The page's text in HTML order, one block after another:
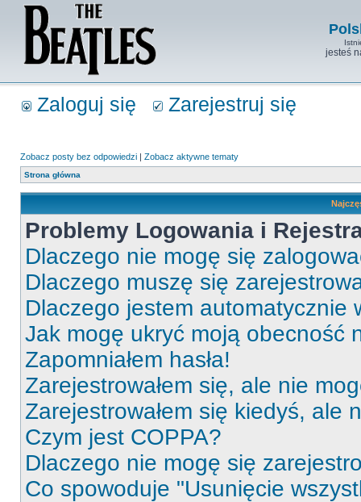
jesteś
Zaloguj się Zarejestruj się
Zobacz posty bez odpowiedzi | Zobacz aktywne tematy
Strona główna
Problemy Logowania i
Dlaczego nie mogę się
Dlaczego muszę się
Dlaczego jestem automatycznie
Jak mogę ukryć moją obecność
Zapomniałem hasła!
Zarejestrowałem się, ale nie
Zarejestrowałem się kiedyś, ale
Czym jest COPPA?
Dlaczego nie mogę się
Co spowoduje "Usunięcie